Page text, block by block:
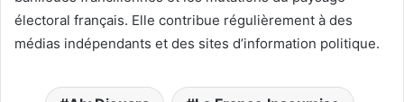
électoral français. Elle contribue régulièrement à des
médias indépendants et des sites d’information politique.